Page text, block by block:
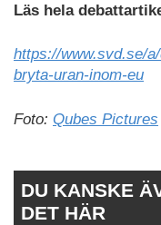
Läs hela
https://www.svd.se/
bryta-uran-inom-eu
Foto: Qubes Pictures
DU KANSKE
DET HÄR